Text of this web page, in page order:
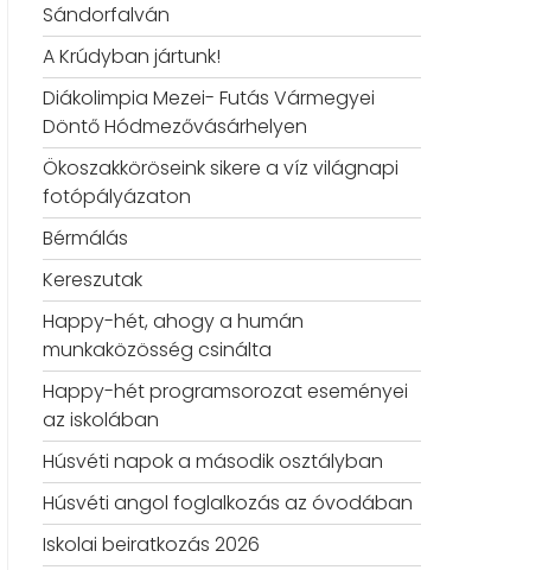
Sándorfalván
A Krúdyban jártunk!
Diákolimpia Mezei- Futás Vármegyei
Döntő Hódmezővásárhelyen
Ökoszakköröseink sikere a víz világnapi
fotópályázaton
Bérmálás
Kereszutak
Happy-hét, ahogy a humán
munkaközösség csinálta
Happy-hét programsorozat eseményei
az iskolában
Húsvéti napok a második osztályban
Húsvéti angol foglalkozás az óvodában
Iskolai beiratkozás 2026